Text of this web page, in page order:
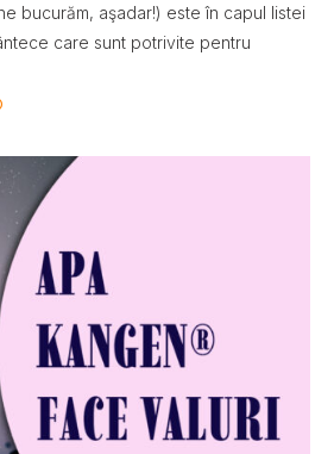
bucurăm, aşadar!) este în capul listei
care sunt potrivite pentru